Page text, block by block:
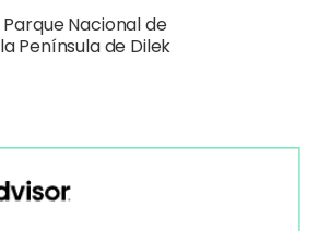
Parque Nacional de
la Península de Dilek